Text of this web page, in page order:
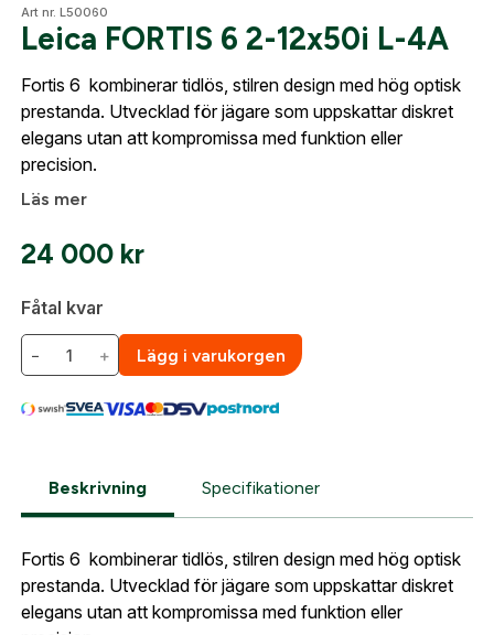
Optik
Mer
Mitt konto
Art nr. L50060
Leica FORTIS 6 2-12x50i L-4A
Fortis 6 kombinerar tidlös, stilren design med hög optisk
prestanda. Utvecklad för jägare som uppskattar diskret
elegans utan att kompromissa med funktion eller
precision.
Läs mer
24 000 kr
Fåtal kvar
− + Lägg i varukorgen
Beskrivning Specifikationer
Fortis 6 kombinerar tidlös, stilren design med hög optisk
prestanda. Utvecklad för jägare som uppskattar diskret
elegans utan att kompromissa med funktion eller
Logga in
fakturabetalning och tillgång till orderhistorik.
När du är inloggad hanteras beställningen
Lösenord:*
Skapa konto
Fyll i dina företags- eller föreningsuppgifter i
formuläret så återkommer vi till dig när kontot är
skapat. I vår FAQ hittar du svar på de vanligaste
frågorna gällande Mitt konto.
Leverans & fakturaadress
Postnummer:*
Fyll i din e-post adress nedan så kontaktar vi dig
så fort den här produkten är tillbaka i vårt
Leica FORTIS 6 2-12x50i L-4A
E-post adress